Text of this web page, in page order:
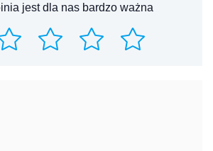
jest dla nas bardzo ważna